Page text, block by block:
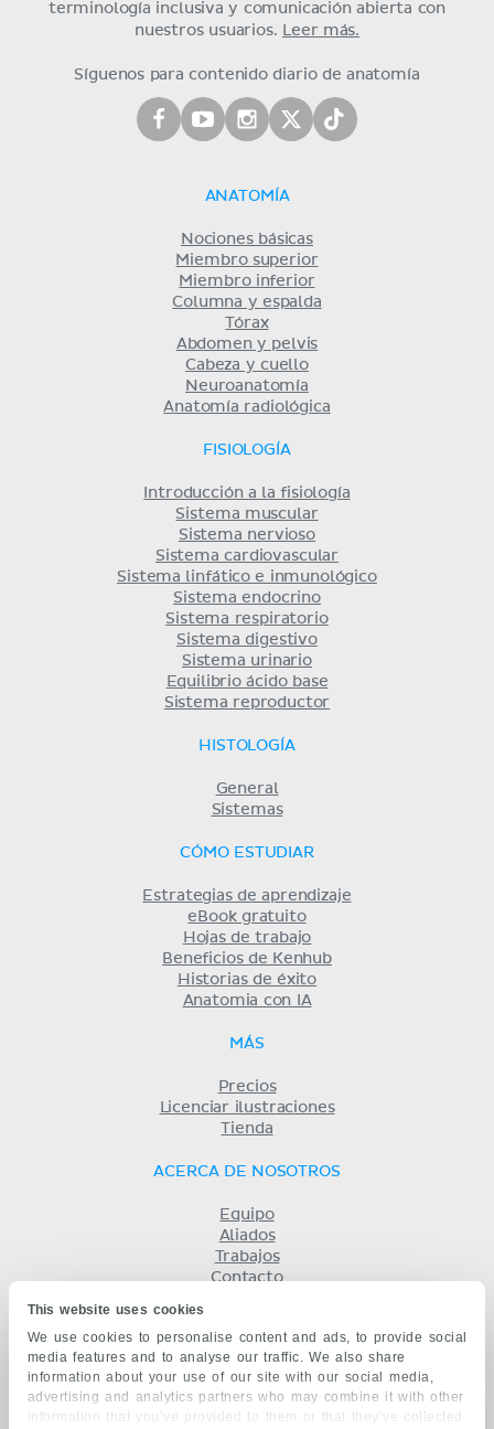
This website uses cookies
We use cookies to personalise content and ads, to provide social
media features and to analyse our traffic. We also share
information about your use of our site with our social media,
advertising and analytics partners who may combine it with other
information that you’ve provided to them or that they’ve collected
terminología inclusiva y comunicación abierta con
nuestros usuarios.
Leer más.
Síguenos para contenido diario de anatomía
ANATOMÍA
Nociones básicas
Miembro superior
Miembro inferior
Columna y espalda
Tórax
Abdomen y pelvis
Cabeza y cuello
Neuroanatomía
Anatomía radiológica
FISIOLOGÍA
Introducción a la fisiología
Sistema muscular
Sistema nervioso
Sistema cardiovascular
Sistema linfático e inmunológico
Sistema endocrino
Sistema respiratorio
Sistema digestivo
Sistema urinario
Equilibrio ácido base
Sistema reproductor
HISTOLOGÍA
General
Sistemas
CÓMO ESTUDIAR
Estrategias de aprendizaje
eBook gratuito
Hojas de trabajo
Beneficios de Kenhub
Historias de éxito
Anatomia con IA
MÁS
Precios
Licenciar ilustraciones
Tienda
ACERCA DE NOSOTROS
Equipo
Aliados
Trabajos
Contacto
Términos y condiciones
Privacidad
KENHUB EN...
English